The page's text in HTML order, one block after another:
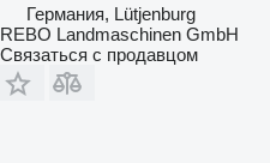
Германия, Lütjenburg
REBO Landmaschinen GmbH
Связаться с продавцом